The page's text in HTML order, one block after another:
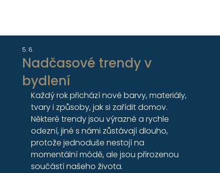
Nadčasové trendy v
bydlení
5. 6.
Každý rok přichází nové barvy, materiály,
tvary i způsoby, jak si zařídit domov.
Některé trendy jsou výrazné a rychle
odezní, jiné s námi zůstávají dlouho,
protože jednoduše nestojí na
momentální módě, ale jsou přirozenou
součástí našeho života.